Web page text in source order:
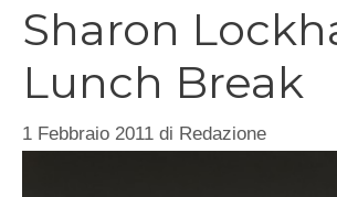
Sharon
Lunch Break
1 Febbraio 2011 di Redazione